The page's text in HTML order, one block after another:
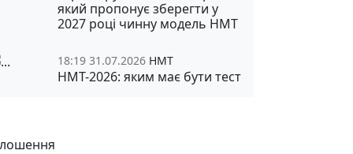
який пропонує зберегти у
2027 році чинну модель НМТ
18:19 31.07.2026 НМТ
НМТ-2026: яким має бути тест